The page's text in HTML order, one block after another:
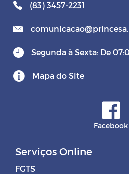
(83) 3457-2231
Segunda à Sexta: De
Mapa do Site
Facebook
Serviços Online
FGTS